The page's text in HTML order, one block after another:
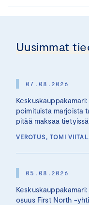
Uusimmat
07.08.2026
poimituista marjoista
pitää maksaa
VEROTUS, TOMI
05.08.2026
osuus First North -